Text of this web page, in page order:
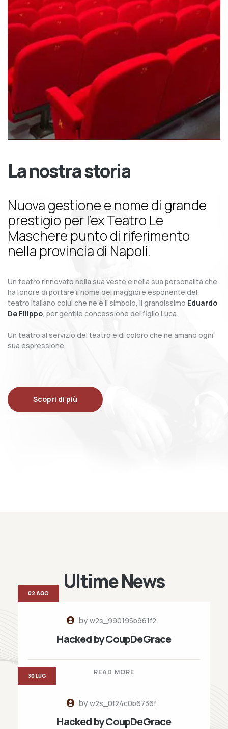
La nostra storia
Nuova gestione e nome di grande
prestigio per l’ex Teatro Le
Maschere punto di riferimento
nella provincia di Napoli.
Un teatro rinnovato nella sua veste e nella sua personalità che
ha l’onore di portare il nome del maggiore esponente del
teatro italiano colui che ne è il simbolo, il grandissimo Eduardo
De Filippo, per gentile concessione del figlio Luca.
Un teatro al servizio del teatro e di coloro che ne amano ogni
sua espressione.
Scopri di più
Ultime News
byw2s_990195b961f2
Hacked by CoupDeGrace
READ MORE
02 AGO
byw2s_0f24c0b6736f
Hacked by CoupDeGrace
30 LUG